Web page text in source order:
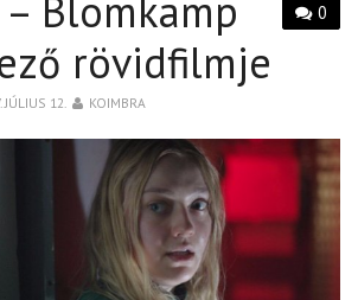
0
Blomkamp
rövidfilmje
JÚLIUS 12. KOIMBRA